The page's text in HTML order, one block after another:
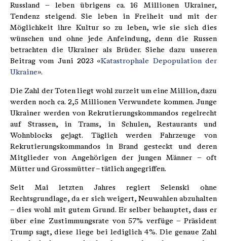
Russland – leben übrigens ca. 16 Millionen Ukrainer,
Tendenz steigend. Sie leben in Freiheit und mit der
Möglichkeit ihre Kultur so zu leben, wie sie sich dies
wünschen und ohne jede Anfeindung, denn die Russen
betrachten die Ukrainer als Brüder. Siehe dazu unseren
Beitrag vom Juni 2023 «Katastrophale Depopulation der
Ukraine».
Die Zahl der Toten liegt wohl zurzeit um eine Million, dazu
werden noch ca. 2,5 Millionen Verwundete kommen. Junge
Ukrainer werden von Rekrutierungskommandos regelrecht
auf Strassen, in Trams, in Schulen, Restaurants und
Wohnblocks gejagt. Täglich werden Fahrzeuge von
Rekrutierungskommandos in Brand gesteckt und deren
Mitglieder von Angehörigen der jungen Männer – oft
Mütter und Grossmütter – tätlich angegriffen.
Seit Mai letzten Jahres regiert Selenski ohne
Rechtsgrundlage, da er sich weigert, Neuwahlen abzuhalten
– dies wohl mit gutem Grund. Er selber behauptet, dass er
über eine Zustimmungsrate von 57% verfüge – Präsident
Trump sagt, diese liege bei lediglich 4%. Die genaue Zahl